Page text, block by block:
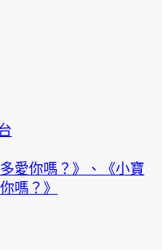
愛你嗎？》、《小寶
嗎？》